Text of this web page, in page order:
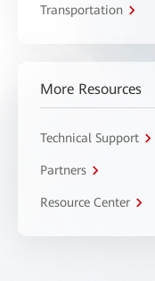
Transportation
More Resources
Technical Support
Partners
Resource Center